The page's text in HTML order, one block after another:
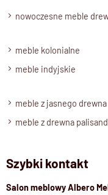
Oryginalny
Nowoczesne Krzesło
myślą o trwałości i
Specyfikacja
Wykończenie
nowoczesne meble
meble kolonialne
meble indyjskie
meble z jasnego drewna
meble z drewna
Szybki kontakt
Salon meblowy Albero